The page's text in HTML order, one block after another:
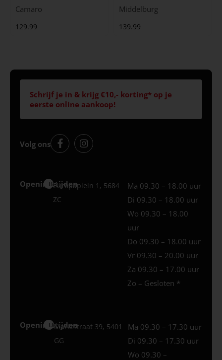
Camaro
129.99
Middelburg
139.99
Schrijf je in & krijg €10,- korting* op je
eerste online aankoop!
Volg ons
Openingstijden
Best
Europaplein 1, 5684
ZC
Ma 09.30 – 18.00 uur
Di 09.30 – 18.00 uur
Wo 09.30 – 18.00
uur
Do 09.30 – 18.00 uur
Vr 09.30 – 20.00 uur
Za 09.30 – 17.00 uur
Zo – Gesloten *
Openingstijden
Uden
Marktstraat 39, 5401
GG
Ma 09.30 – 17.30 uur
Di 09.30 – 17.30 uur
Wo 09.30 –